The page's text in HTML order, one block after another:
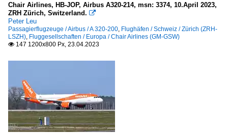
Chair Airlines, HB-JOP, Airbus A320-214, msn: 3374, 10.April 2023,
ZRH Zürich, Switzerland. 
Peter Leu
Passagierflugzeuge / Airbus / A 320-200, Flughäfen / Schweiz / Zürich (ZRH-
LSZH), Fluggesellschaften / Europa / Chair Airlines (GM-GSW)
 147 1200x800 Px, 23.04.2023